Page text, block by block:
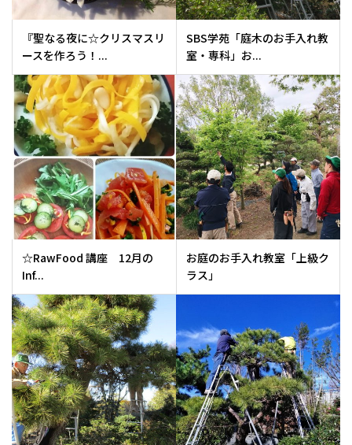
『聖なる夜に☆クリスマスリ
ースを作ろう！...
SBS学苑「庭木のお手入れ教
室・専科」お...
☆RawFood 講座 12月の
Inf...
お庭のお手入れ教室「上級ク
ラス」